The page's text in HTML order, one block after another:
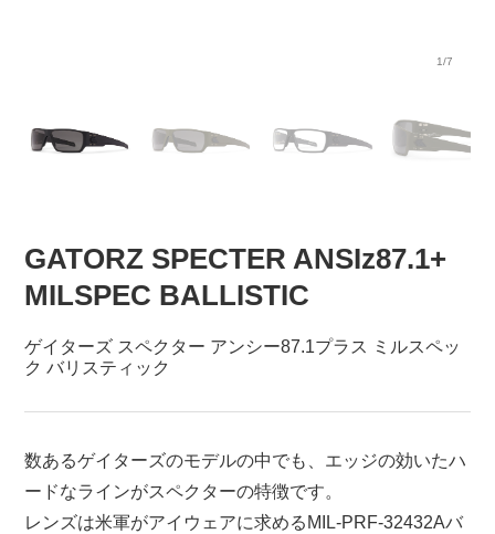
1/7
GATORZ SPECTER ANSIz87.1+
MILSPEC BALLISTIC
ゲイターズ スペクター アンシー87.1プラス ミルスペッ
ク バリスティック
数あるゲイターズのモデルの中でも、エッジの効いたハ
ードなラインがスペクターの特徴です。
レンズは米軍がアイウェアに求めるMIL-PRF-32432Aバ